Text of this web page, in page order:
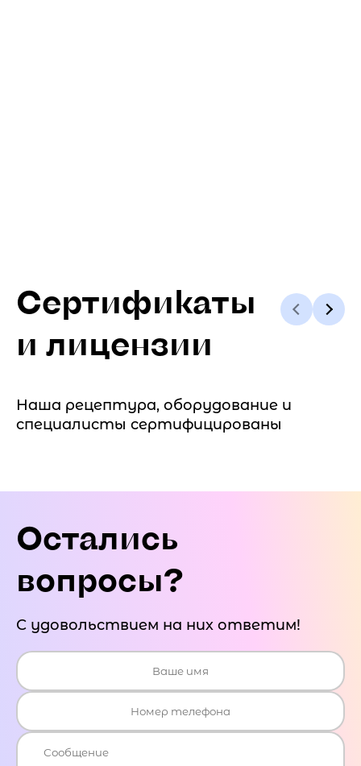
Сертификаты
и лицензии
Наша рецептура, оборудование и
специалисты сертифицированы
Остались
вопросы?
С удовольствием на них ответим!